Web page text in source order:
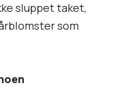
sluppet taket,
som